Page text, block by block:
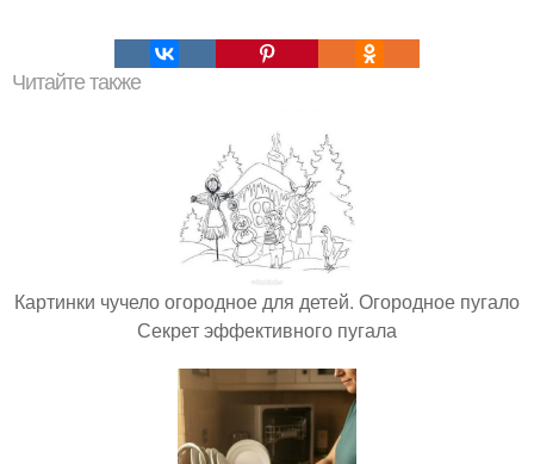
Читайте также
Картинки чучело огородное для детей. Огородное пугало
Секрет эффективного пугала